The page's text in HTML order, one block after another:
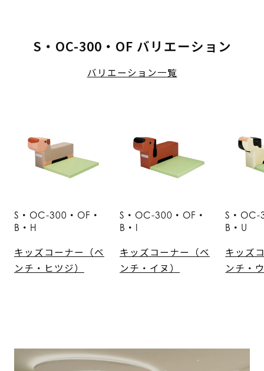
S・OC-300・OF バリエーション
バリエーション一覧
S・OC-300・OF・
B・H
キッズコーナー（ベ
ンチ・ヒツジ）
S・OC-300・OF・
B・I
キッズコーナー（ベ
ンチ・イヌ）
S・OC-
B・U
キッズ
ンチ・